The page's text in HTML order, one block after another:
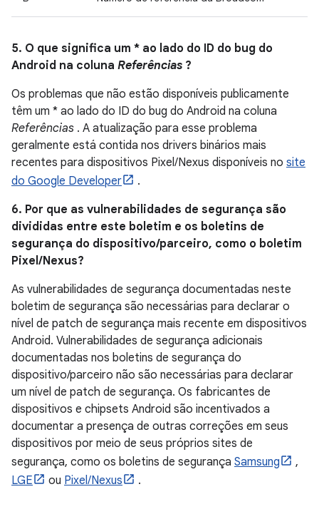
5. O que significa um * ao lado do ID do bug do
Android na coluna Referências ?
Os problemas que não estão disponíveis publicamente
têm um * ao lado do ID do bug do Android na coluna
Referências . A atualização para esse problema
geralmente está contida nos drivers binários mais
recentes para dispositivos Pixel/Nexus disponíveis no site
do Google Developer
.
6. Por que as vulnerabilidades de segurança são
divididas entre este boletim e os boletins de
segurança do dispositivo/parceiro, como o boletim
Pixel/Nexus?
As vulnerabilidades de segurança documentadas neste
boletim de segurança são necessárias para declarar o
nível de patch de segurança mais recente em dispositivos
Android. Vulnerabilidades de segurança adicionais
documentadas nos boletins de segurança do
dispositivo/parceiro não são necessárias para declarar
um nível de patch de segurança. Os fabricantes de
dispositivos e chipsets Android são incentivados a
documentar a presença de outras correções em seus
dispositivos por meio de seus próprios sites de
segurança, como os boletins de segurança Samsung
,
LGE
ou Pixel/Nexus .